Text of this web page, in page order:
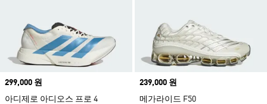
Price
299,000 원
아디제로 아디오스 프로 4
Price
239,000 원
메가라이드 F50